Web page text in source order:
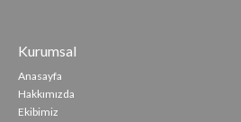
Kurumsal
Anasayfa
Hakkımızda
Ekibimiz